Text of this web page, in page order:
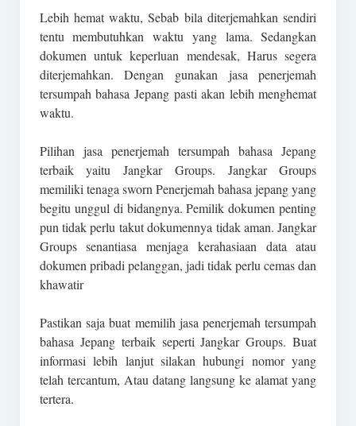
Lebih hemat waktu, Sebab bila diterjemahkan sendiri
tentu membutuhkan waktu yang lama. Sedangkan
dokumen untuk keperluan mendesak, Harus segera
diterjemahkan. Dengan gunakan jasa penerjemah
tersumpah bahasa Jepang pasti akan lebih menghemat
waktu.
Pilihan jasa penerjemah tersumpah bahasa Jepang
terbaik yaitu Jangkar Groups. Jangkar Groups
memiliki tenaga sworn Penerjemah bahasa jepang yang
begitu unggul di bidangnya. Pemilik dokumen penting
pun tidak perlu takut dokumennya tidak aman. Jangkar
Groups senantiasa menjaga kerahasiaan data atau
dokumen pribadi pelanggan, jadi tidak perlu cemas dan
khawatir
Pastikan saja buat memilih jasa penerjemah tersumpah
bahasa Jepang terbaik seperti Jangkar Groups. Buat
informasi lebih lanjut silakan hubungi nomor yang
telah tercantum, Atau datang langsung ke alamat yang
tertera.